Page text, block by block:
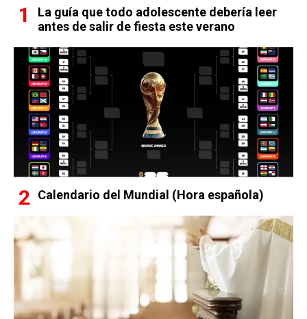
La guía que todo adolescente debería leer
antes de salir de fiesta este verano
Calendario del Mundial (Hora española)